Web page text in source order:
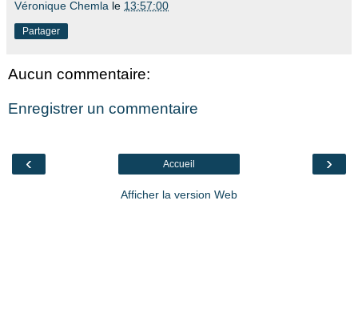
Véronique Chemla le 13:57:00
Partager
Aucun commentaire:
Enregistrer un commentaire
‹ ›
Accueil
Afficher la version Web